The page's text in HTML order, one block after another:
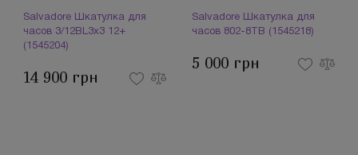
Salvadore Шкатулка для
часов 3/12BL3x3 12+
(1545204)
14 900 грн
Salvadore Шкатулка для
часов 802-8TB (1545218)
5 000 грн